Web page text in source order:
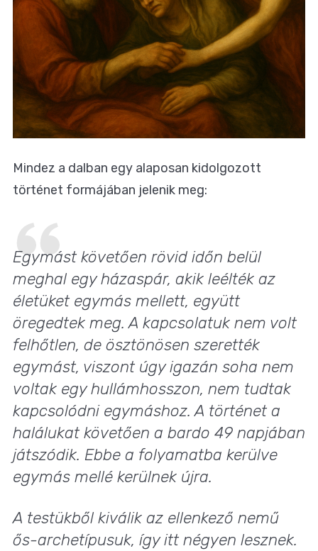
Mindez a dalban egy alaposan kidolgozott
történet formájában jelenik meg:
Egymást követően rövid időn belül
meghal egy házaspár, akik leélték az
életüket egymás mellett, együtt
öregedtek meg. A kapcsolatuk nem volt
felhőtlen, de ösztönösen szerették
egymást, viszont úgy igazán soha nem
voltak egy hullámhosszon, nem tudtak
kapcsolódni egymáshoz. A történet a
halálukat követően a bardo 49 napjában
játszódik. Ebbe a folyamatba kerülve
egymás mellé kerülnek újra.
A testükből kiválik az ellenkező nemű
ős-archetípusuk, így itt négyen lesznek.